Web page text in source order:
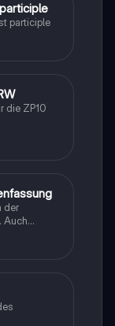
participle
die ZP10
der
Auch